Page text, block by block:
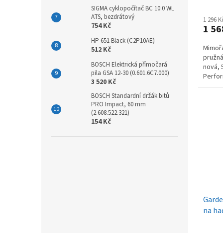
SIGMA cyklopočítač BC 10.0 WL
ATS, bezdrátový
754 Kč
HP 651 Black (C2P10AE)
512 Kč
BOSCH Elektrická přímočará
pila GSA 12-30 (0.601.6C7.000)
3 520 Kč
BOSCH Standardní držák bitů
PRO Impact, 60 mm
(2.608.522.321)
154 Kč
1 296
1
nová,
na